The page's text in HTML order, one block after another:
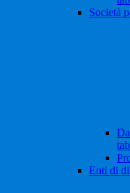
Società
Enti di